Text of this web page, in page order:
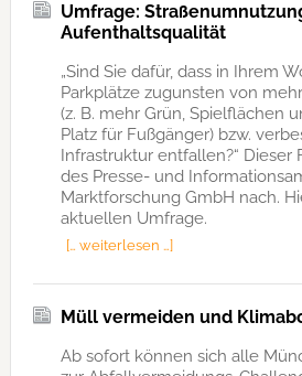
Umfrage:
Aufenthaltsqualität
„Sind Sie dafür, dass in Ihrem
Parkplätze zugunsten von
(z. B. mehr Grün, Spielflächen
Platz für Fußgänger) bzw.
Infrastruktur entfallen?“ Dieser
des Presse- und
Marktforschung GmbH nach.
aktuellen Umfrage.
[… weiterlesen …]
Müll vermeiden und
Ab sofort können sich alle